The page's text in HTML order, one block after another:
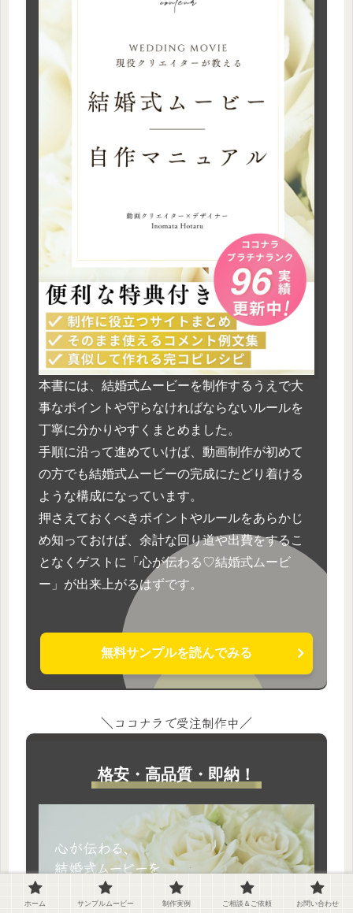
本書には、結婚式ムービーを制作するうえで大
事なポイントや守らなければならないルールを
丁寧に分かりやすくまとめました。
手順に沿って進めていけば、動画制作が初めて
の方でも結婚式ムービーの完成にたどり着ける
ような構成になっています。
押さえておくべきポイントやルールをあらかじ
め知っておけば、余計な回り道や出費をするこ
となくゲストに「心が伝わる♡結婚式ムービ
ー」が出来上がるはずです。
無料サンプルを読んでみる
＼ココナラで受注制作中／
格安・高品質・即納！
ホーム サンプルムービー 制作実例 ご相談＆ご依頼 お問い合わせ